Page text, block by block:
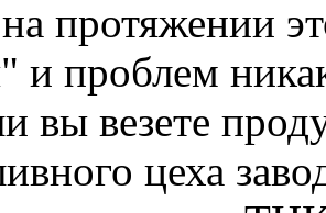
протяжении
и проблем
вы везете
цеха